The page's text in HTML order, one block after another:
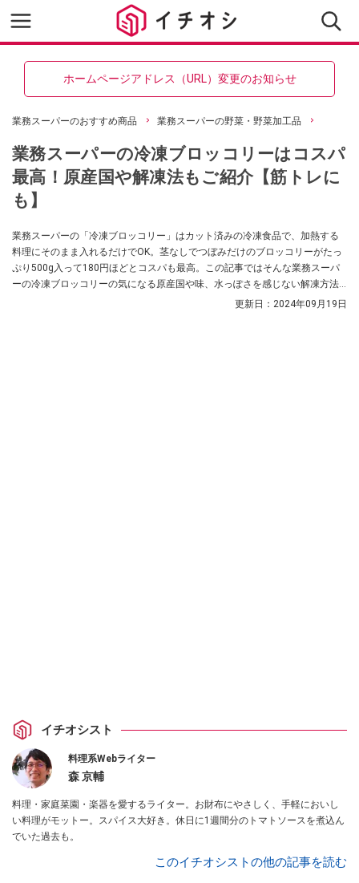
ホームページアドレス（URL）変更のお知らせ
業務スーパーのおすすめ商品 業務スーパーの野菜・野菜加工品
業務スーパーの冷凍ブロッコリーはコスパ
最高！原産国や解凍法もご紹介【筋トレに
も】
業務スーパーの「冷凍ブロッコリー」はカット済みの冷凍食品で、加熱する
料理にそのまま入れるだけでOK。茎なしでつぼみだけのブロッコリーがたっ
ぷり500g入って180円ほどとコスパも最高。この記事ではそんな業務スーパ
ーの冷凍ブロッコリーの気になる原産国や味、水っぽさを感じない解凍方法
更新日： 2024年09月19日
イチオシスト
料理系Webライター
森 京輔
料理・家庭菜園・楽器を愛するライター。お財布にやさしく、手軽においし
い料理がモットー。スパイス大好き。休日に1週間分のトマトソースを煮込ん
でいた過去も。
このイチオシストの他の記事を読む